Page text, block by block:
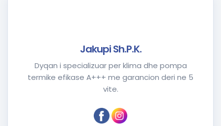
Jakupi Sh.P.K.
Dyqan i specializuar per klima dhe pompa
termike efikase A+++ me garancion deri ne 5
vite.